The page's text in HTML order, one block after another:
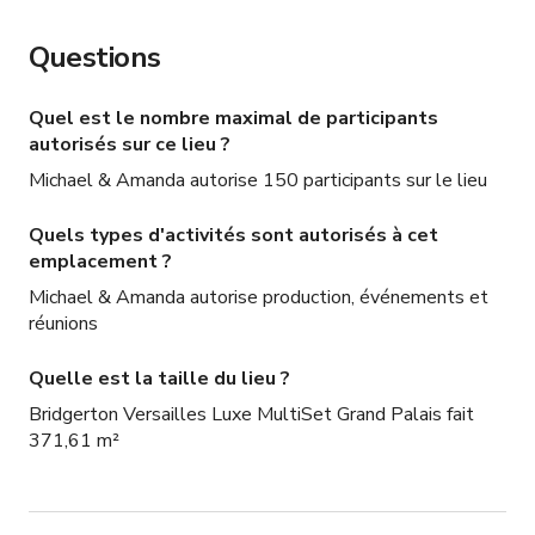
DOMMAGES
l'espace/aux objets
BLESURES
blessures
-Pour TOUS les tournages, frais de nettoyage de 400 $
LES ÉVÉNEMENTS*
*CAPACITÉ MAXIMALE DE 75 INVITÉS (AMENDE DE
2 000 $ SI PLUS DE 75)*
Questions
Quel est le nombre maximal de participants
autorisés sur ce lieu ?
Michael & Amanda autorise 150 participants sur le lieu
Quels types d'activités sont autorisés à cet
emplacement ?
Michael & Amanda autorise production, événements et
réunions
Quelle est la taille du lieu ?
Bridgerton Versailles Luxe MultiSet Grand Palais fait
371,61 m²